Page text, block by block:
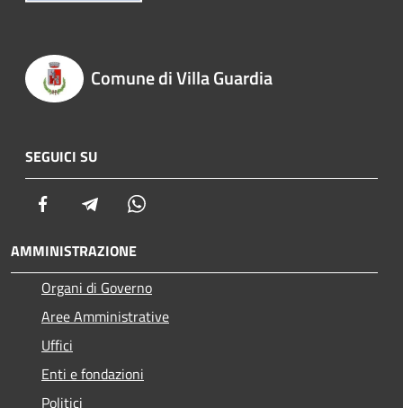
Comune di Villa Guardia
SEGUICI SU
Facebook Telegram
AMMINISTRAZIONE
Organi di Governo
Aree Amministrative
Uffici
Enti e fondazioni
Politici